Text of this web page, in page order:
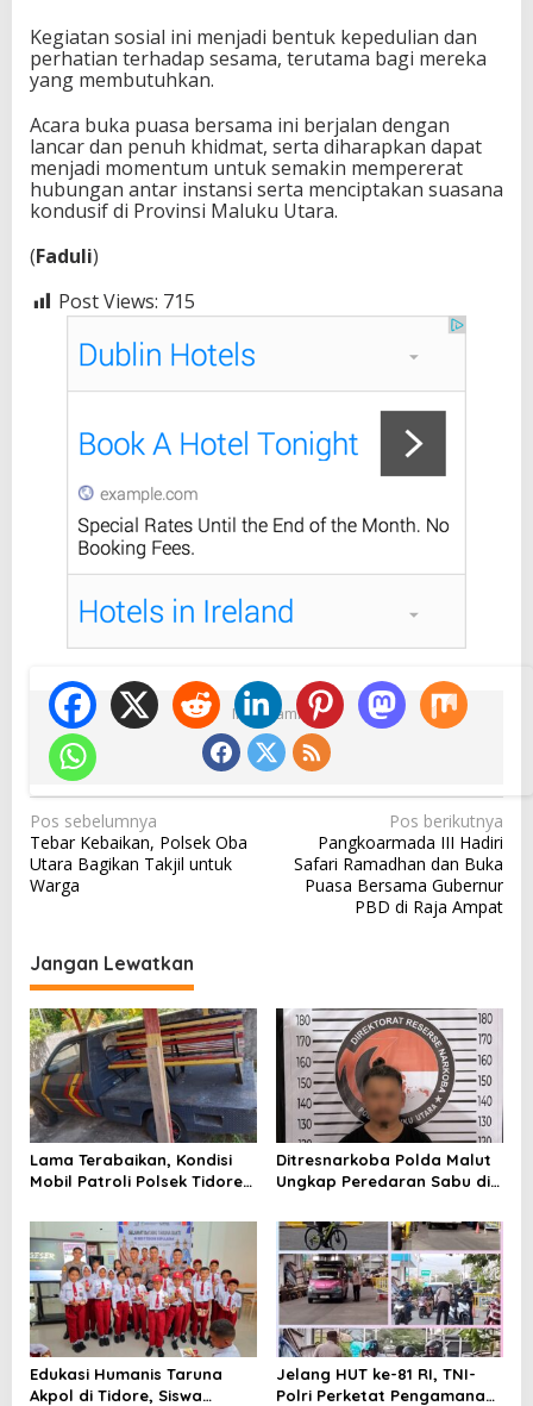
Kegiatan sosial ini menjadi bentuk kepedulian dan
perhatian terhadap sesama, terutama bagi mereka
yang membutuhkan.
Acara buka puasa bersama ini berjalan dengan
lancar dan penuh khidmat, serta diharapkan dapat
menjadi momentum untuk semakin mempererat
hubungan antar instansi serta menciptakan suasana
kondusif di Provinsi Maluku Utara.
(Faduli)
Post Views: 715
Ikuti Kami
N
a
v
g
a
s
i
p
o
s
Pos sebelumnya
Tebar Kebaikan, Polsek Oba
Utara Bagikan Takjil untuk
Warga
Pos berikutnya
Pangkoarmada III Hadiri
Safari Ramadhan dan Buka
Puasa Bersama Gubernur
PBD di Raja Ampat
Jangan Lewatkan
Lama Terabaikan, Kondisi
Mobil Patroli Polsek Tidore
Kapolda
Ditresnarkoba Polda Malut
Ungkap Peredaran Sabu di
Pengedar Diamankan
Edukasi Humanis Taruna
Akpol di Tidore, Siswa
Jelang HUT ke-81 RI, TNI-
Polri Perketat Pengamanan